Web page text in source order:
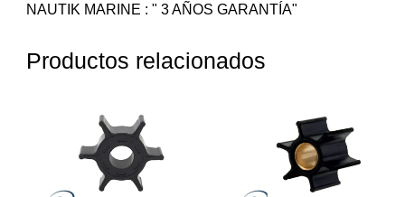
NAUTIK MARINE : " 3 AÑOS GARANTÍA"
Productos relacionados